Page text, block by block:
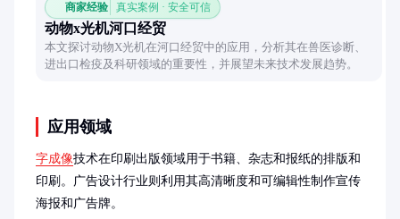
商家经验 真实案例 · 安全可信
动物x光机河口经贸
本文探讨动物X光机在河口经贸中的应用，分析其在兽医诊断、
进出口检疫及科研领域的重要性，并展望未来技术发展趋势。
应用领域
字成像技术在印刷出版领域用于书籍、杂志和报纸的排版和
印刷。广告设计行业则利用其高清晰度和可编辑性制作宣传
海报和广告牌。